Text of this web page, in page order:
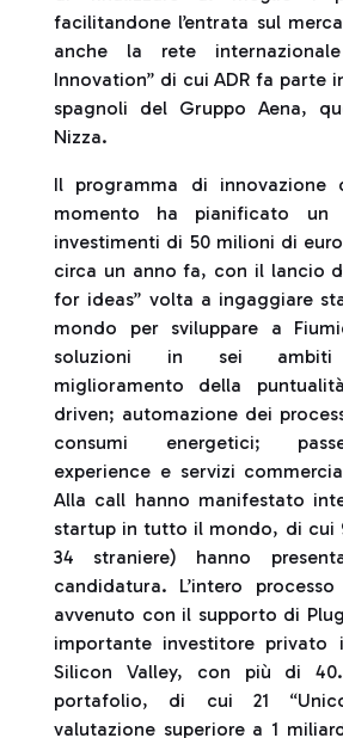
facilitandone l’entrata sul
anche la rete
Innovation” di cui ADR fa parte
spagnoli del Gruppo Aena,
Nizza.
Il programma di innovazione
momento ha pianificato un
investimenti di 50 milioni di
circa un anno fa, con il lancio
for ideas” volta a ingaggiare
mondo per sviluppare a
soluzioni in sei ambiti
miglioramento della
driven; automazione dei
consumi energetici;
experience e servizi
Alla call hanno manifestato
startup in tutto il mondo, di cui
34 straniere) hanno
candidatura. L’intero
avvenuto con il supporto di
importante investitore privato
Silicon Valley, con più di
portafolio, di cui 21
valutazione superiore a 1